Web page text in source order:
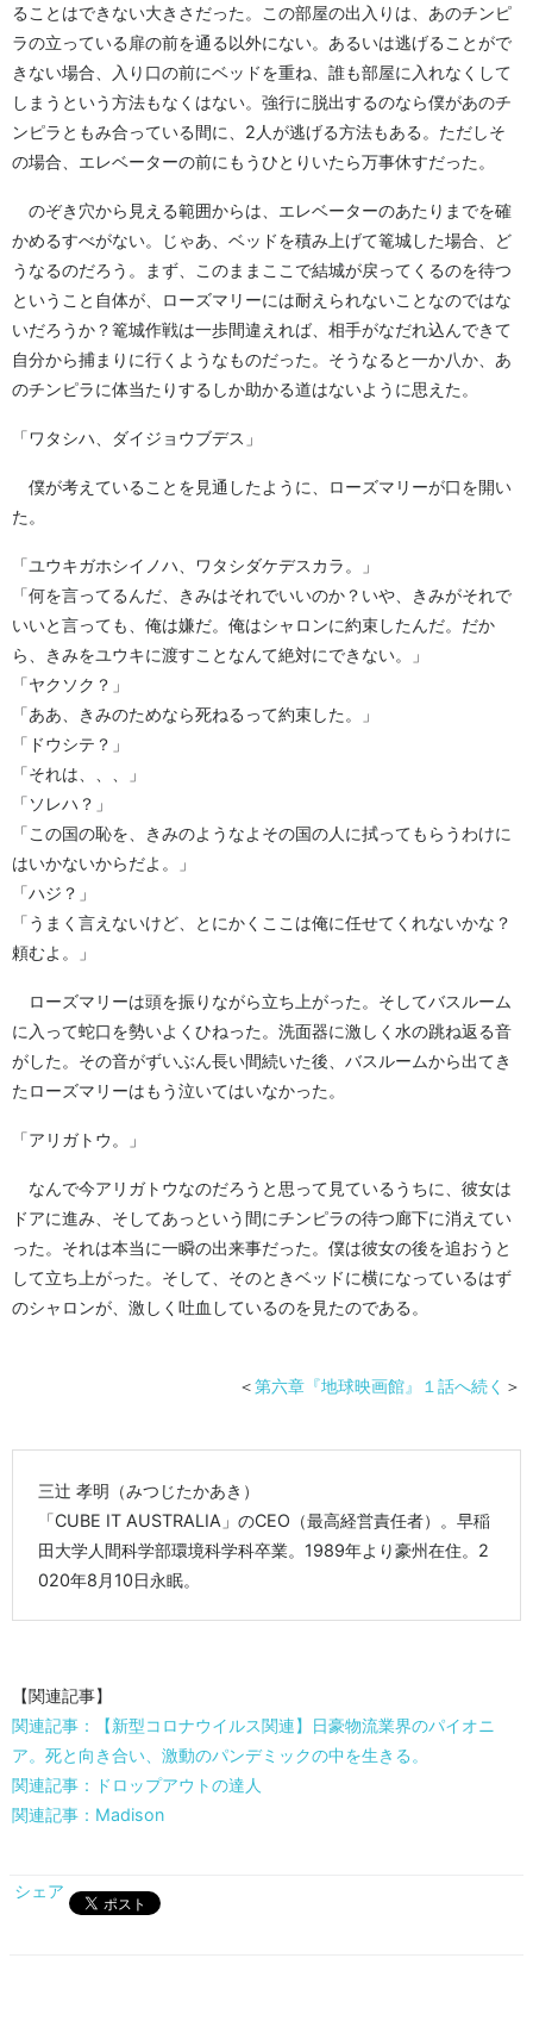
ることはできない大きさだった。この部屋の出入りは、あのチンピ
ラの立っている扉の前を通る以外にない。あるいは逃げることがで
きない場合、入り口の前にベッドを重ね、誰も部屋に入れなくして
しまうという方法もなくはない。強行に脱出するのなら僕があのチ
ンピラともみ合っている間に、2人が逃げる方法もある。ただしそ
の場合、エレベーターの前にもうひとりいたら万事休すだった。
のぞき穴から見える範囲からは、エレベーターのあたりまでを確
かめるすべがない。じゃあ、ベッドを積み上げて篭城した場合、ど
うなるのだろう。まず、このままここで結城が戻ってくるのを待つ
ということ自体が、ローズマリーには耐えられないことなのではな
いだろうか？篭城作戦は一歩間違えれば、相手がなだれ込んできて
自分から捕まりに行くようなものだった。そうなると一か八か、あ
のチンピラに体当たりするしか助かる道はないように思えた。
「ワタシハ、ダイジョウブデス」
僕が考えていることを見通したように、ローズマリーが口を開い
た。
「ユウキガホシイノハ、ワタシダケデスカラ。」
「何を言ってるんだ、きみはそれでいいのか？いや、きみがそれで
いいと言っても、俺は嫌だ。俺はシャロンに約束したんだ。だか
ら、きみをユウキに渡すことなんて絶対にできない。」
「ヤクソク？」
「ああ、きみのためなら死ねるって約束した。」
「ドウシテ？」
「それは、、、」
「ソレハ？」
「この国の恥を、きみのようなよその国の人に拭ってもらうわけに
はいかないからだよ。」
「ハジ？」
「うまく言えないけど、とにかくここは俺に任せてくれないかな？
頼むよ。」
ローズマリーは頭を振りながら立ち上がった。そしてバスルーム
に入って蛇口を勢いよくひねった。洗面器に激しく水の跳ね返る音
がした。その音がずいぶん長い間続いた後、バスルームから出てき
たローズマリーはもう泣いてはいなかった。
「アリガトウ。」
なんで今アリガトウなのだろうと思って見ているうちに、彼女は
ドアに進み、そしてあっという間にチンピラの待つ廊下に消えてい
った。それは本当に一瞬の出来事だった。僕は彼女の後を追おうと
して立ち上がった。そして、そのときベッドに横になっているはず
のシャロンが、激しく吐血しているのを見たのである。
＜第六章『地球映画館』１話へ続く ＞
三辻 孝明（みつじたかあき）
「CUBE IT AUSTRALIA」のCEO（最高経営責任者）。早稲
田大学人間科学部環境科学科卒業。1989年より豪州在住。2
020年8月10日永眠。
【関連記事】
関連記事：【新型コロナウイルス関連】日豪物流業界のパイオニ
ア。死と向き合い、激動のパンデミックの中を生きる。
関連記事：ドロップアウトの達人
関連記事：Madison
シェア